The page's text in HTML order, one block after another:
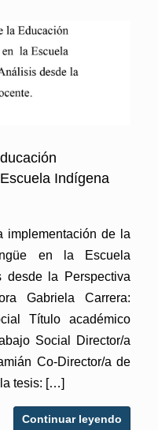
Indígena
implementación de la
en la Escuela
desde la Perspectiva
Gabriela Carrera:
Título académico
Social Director/a
Co-Director/a de
tesis: […]
Continuar leyendo